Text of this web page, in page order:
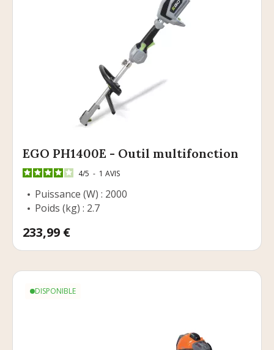
EGO PH1400E - Outil multifonction
4/5 - 1 AVIS
Puissance (W) : 2000
Poids (kg) : 2.7
Prix
233,99 €
DISPONIBLE